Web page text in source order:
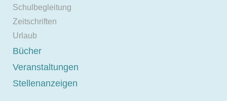
Schulbegleitung
Zeitschriften
Urlaub
Bücher
Veranstaltungen
Stellenanzeigen